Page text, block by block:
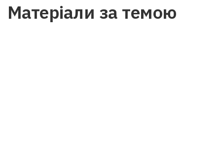
Матеріали за темою